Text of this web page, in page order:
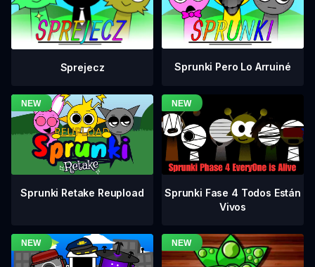
Sprejecz Sprunki Pero Lo Arruiné
Sprunki Retake Reupload
Sprunki Fase 4 Todos Están
Vivos